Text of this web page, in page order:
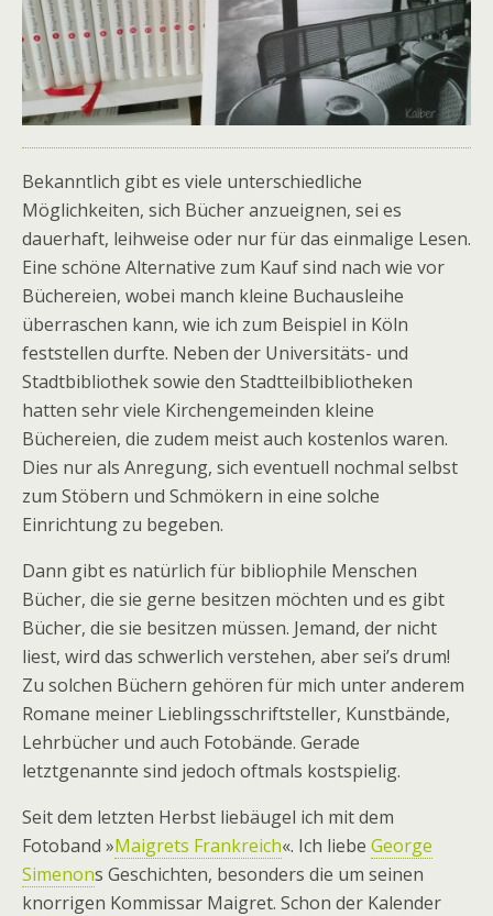
Bekanntlich gibt es viele unterschiedliche
Möglichkeiten, sich Bücher anzueignen, sei es
dauerhaft, leihweise oder nur für das einmalige Lesen.
Eine schöne Alternative zum Kauf sind nach wie vor
Büchereien, wobei manch kleine Buchausleihe
überraschen kann, wie ich zum Beispiel in Köln
feststellen durfte. Neben der Universitäts- und
Stadtbibliothek sowie den Stadtteilbibliotheken
hatten sehr viele Kirchengemeinden kleine
Büchereien, die zudem meist auch kostenlos waren.
Dies nur als Anregung, sich eventuell nochmal selbst
zum Stöbern und Schmökern in eine solche
Einrichtung zu begeben.
Dann gibt es natürlich für bibliophile Menschen
Bücher, die sie gerne besitzen möchten und es gibt
Bücher, die sie besitzen müssen. Jemand, der nicht
liest, wird das schwerlich verstehen, aber sei’s drum!
Zu solchen Büchern gehören für mich unter anderem
Romane meiner Lieblingsschriftsteller, Kunstbände,
Lehrbücher und auch Fotobände. Gerade
letztgenannte sind jedoch oftmals kostspielig.
Seit dem letzten Herbst liebäugel ich mit dem
Fotoband »Maigrets Frankreich«. Ich liebe George
Simenons Geschichten, besonders die um seinen
knorrigen Kommissar Maigret. Schon der Kalender